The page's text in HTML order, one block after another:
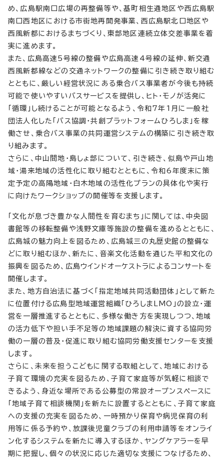
め、広島駅南口広場の再整備等や、基町相生通地区や西広島駅
南口西地区における市街地再開発事業、西広島駅北口地区や
西風新都におけるまちづくり、東部地区連続立体交差事業を着
実に進めます。
また、広島高速5号線の整備や広島高速4号線の延伸、新交通
西風新都線などの交通ネットワークの整備に引き続き取り組む
とともに、厳しい経営状況にある乗合バス事業者が今後も持続
可能で使いやすいバスサービスを提供し、ヒト・モノが活発に
「循環」し続けることが可能となるよう、令和7年1月に一般社
団法人化した「バス協調・共創プラットフォームひろしま」を稼
働させ、乗合バス事業の共同運営システムの構築に引き続き取
り組みます。
さらに、中山間地・島しょ部について、引き続き、似島や戸山地
域・湯来地域の活性化に取り組むとともに、令和6年度末に策
定予定の高陽地域・白木地域の活性化プランの具体化や実行
に向けたワークショップの開催等を支援します。
「文化が息づき豊かな人間性を育むまち」に関しては、中央図
書館等の移転整備や浅野文庫等施設の整備を進めるとともに、
広島城の魅力向上を図るため、広島城三の丸歴史館の整備な
どに取り組むほか、新たに、音楽文化活動を通じた平和文化の
振興を図るため、広島ウインドオーケストラによるコンサートを
開催します。
また、地方自治法に基づく「指定地域共同活動団体」として新た
に位置付ける広島型地域運営組織「ひろしまLMO」の設立・運
営を一層推進するとともに、多様な働き方を実現しつつ、地域
の活力低下や担い手不足等の地域課題の解決に資する協同労
働の一層の普及・促進に取り組む協同労働支援センターを支援
します。
さらに、未来を担うこどもに関する取組として、地域における
子育て環境の充実を図るため、子育て家庭等が気軽に相談で
きるよう、身近な場所である公募型の常設オープンスペースに
「地域子育て相談機関」を新たに設置するとともに、子育て家庭
への支援の充実を図るため、一時預かり保育や病児保育の利
用等に係る予約や、放課後児童クラブの利用申請等をオンライ
ン化するシステムを新たに導入するほか、ヤングケアラーを早
期に把握し、個々の状況に応じた適切な支援につなげるため、